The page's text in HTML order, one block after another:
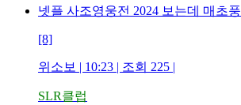
넷플 사조영웅전 2024 보는데 매초
[8]
위소보 | 10:23 | 조회 225 |
SLR클럽